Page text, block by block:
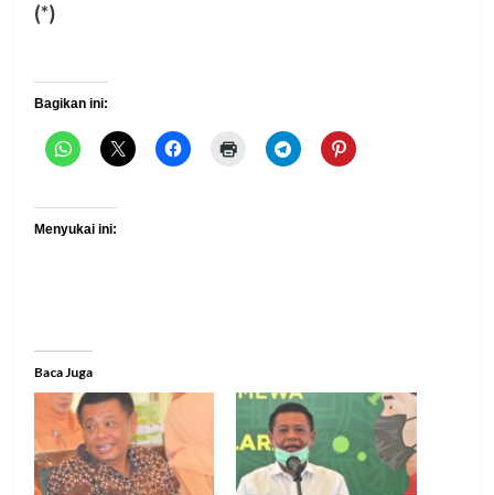
(*)
Bagikan ini:
Menyukai ini:
Baca Juga